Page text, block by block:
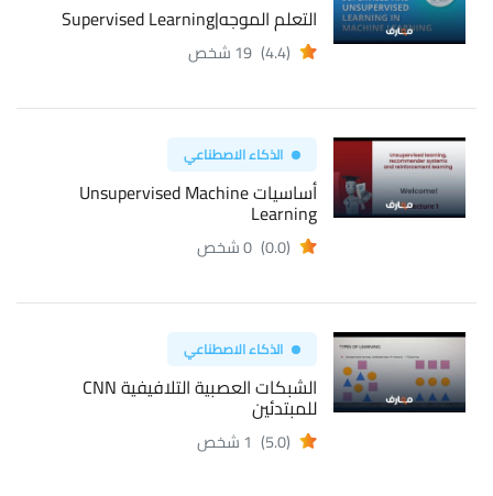
التعلم الموجه|Supervised Learning
(4.4) 19 شخص
الذكاء الاصطناعي
أساسيات Unsupervised Machine
Learning
(0.0) 0 شخص
الذكاء الاصطناعي
الشبكات العصبية التلافيفية CNN
للمبتدئين
(5.0) 1 شخص